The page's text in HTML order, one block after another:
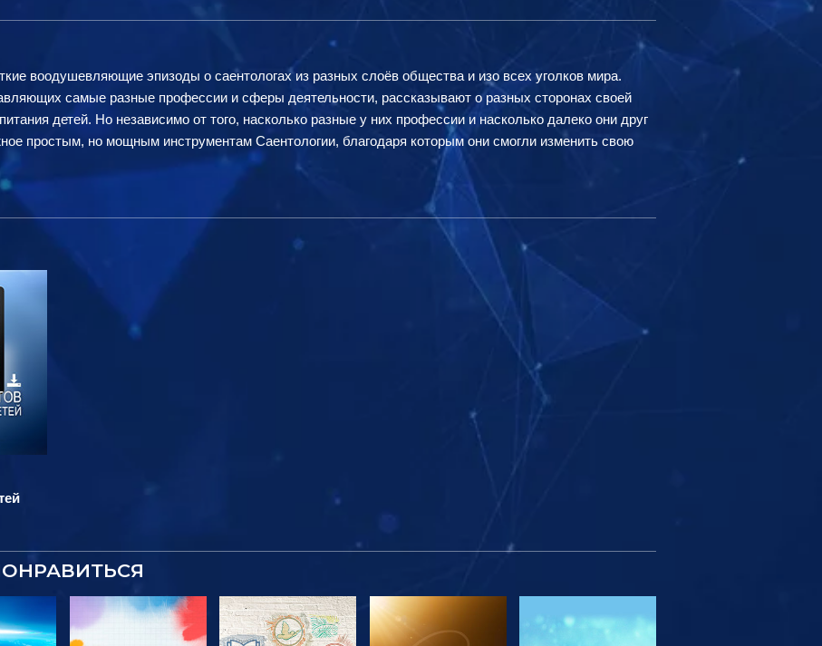
воодушевляющие эпизоды о саентологах из разных слоёв общества и изо всех уголков мира.
самые разные профессии и сферы деятельности, рассказывают о разных сторонах своей
детей. Но независимо от того, насколько разные у них профессии и насколько далеко они друг
простым, но мощным инструментам Саентологии, благодаря которым они смогли изменить свою